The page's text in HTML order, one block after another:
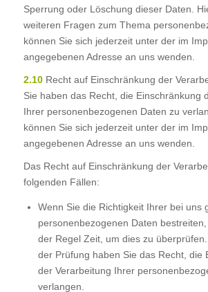
Sperrung oder Löschung dieser Daten.
weiteren Fragen zum Thema
können Sie sich jederzeit unter der im
angegebenen Adresse an uns wenden.
2.10 Recht auf Einschränkung der
Sie haben das Recht, die Einschränkung
Ihrer personenbezogenen Daten zu
können Sie sich jederzeit unter der im
angegebenen Adresse an uns wenden.
Das Recht auf Einschränkung der
folgenden Fällen:
Wenn Sie die Richtigkeit Ihrer bei uns
personenbezogenen Daten
der Regel Zeit, um dies zu
der Prüfung haben Sie das Recht, die
der Verarbeitung Ihrer
verlangen.